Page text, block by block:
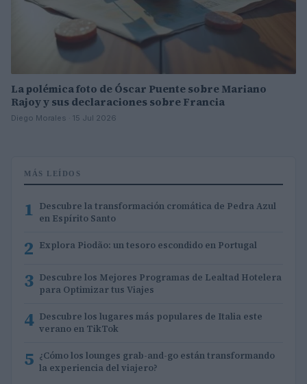
La polémica foto de Óscar Puente sobre Mariano
Rajoy y sus declaraciones sobre Francia
Diego Morales · 15 Jul 2026
MÁS LEÍDOS
1 Descubre la transformación cromática de Pedra Azul
en Espírito Santo
2 Explora Piodão: un tesoro escondido en Portugal
3 Descubre los Mejores Programas de Lealtad Hotelera
para Optimizar tus Viajes
4 Descubre los lugares más populares de Italia este
verano en TikTok
5 ¿Cómo los lounges grab-and-go están transformando
la experiencia del viajero?